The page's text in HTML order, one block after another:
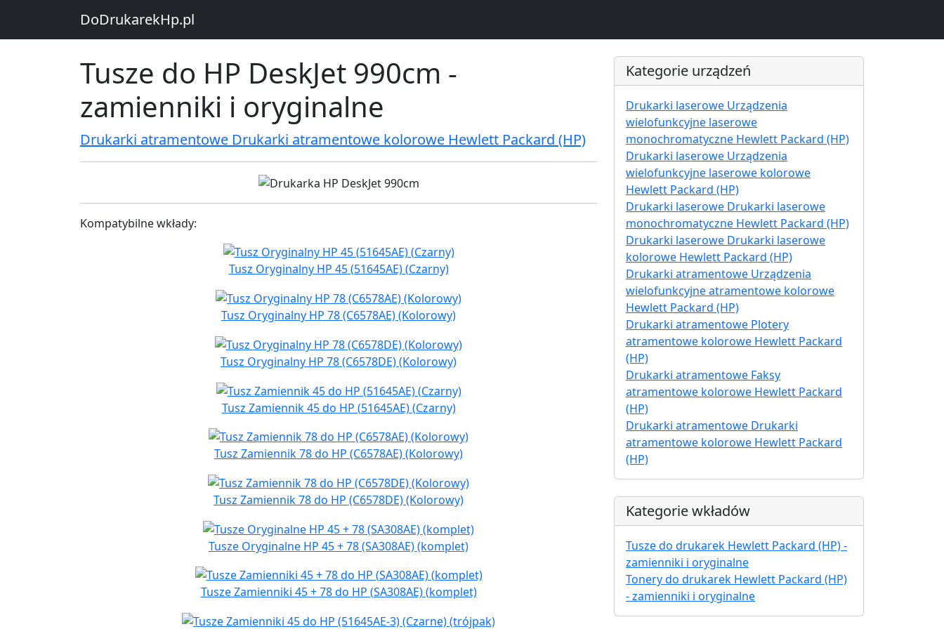
DoDrukarekHp.pl
Tusze do HP DeskJet 990cm -
zamienniki i oryginalne
Drukarki atramentowe Drukarki atramentowe kolorowe Hewlett Packard (HP)
Kompatybilne wkłady:
Tusz Oryginalny HP 45 (51645AE) (Czarny)
Tusz Oryginalny HP 78 (C6578AE) (Kolorowy)
Tusz Oryginalny HP 78 (C6578DE) (Kolorowy)
Tusz Zamiennik 45 do HP (51645AE) (Czarny)
Tusz Zamiennik 78 do HP (C6578AE) (Kolorowy)
Tusz Zamiennik 78 do HP (C6578DE) (Kolorowy)
Tusze Oryginalne HP 45 + 78 (SA308AE) (komplet)
Tusze Zamienniki 45 + 78 do HP (SA308AE) (komplet)
Kategorie urządzeń
Drukarki laserowe Urządzenia
wielofunkcyjne laserowe
monochromatyczne Hewlett Packard (HP)
Drukarki laserowe Urządzenia
wielofunkcyjne laserowe kolorowe
Hewlett Packard (HP)
Drukarki laserowe Drukarki laserowe
monochromatyczne Hewlett Packard (HP)
Drukarki laserowe Drukarki laserowe
kolorowe Hewlett Packard (HP)
Drukarki atramentowe Urządzenia
wielofunkcyjne atramentowe kolorowe
Hewlett Packard (HP)
Drukarki atramentowe Plotery
atramentowe kolorowe Hewlett Packard
(HP)
Drukarki atramentowe Faksy
atramentowe kolorowe Hewlett Packard
(HP)
Drukarki atramentowe Drukarki
atramentowe kolorowe Hewlett Packard
(HP)
Kategorie wkładów
Tusze do drukarek Hewlett Packard (HP) -
zamienniki i oryginalne
Tonery do drukarek Hewlett Packard (HP)
- zamienniki i oryginalne